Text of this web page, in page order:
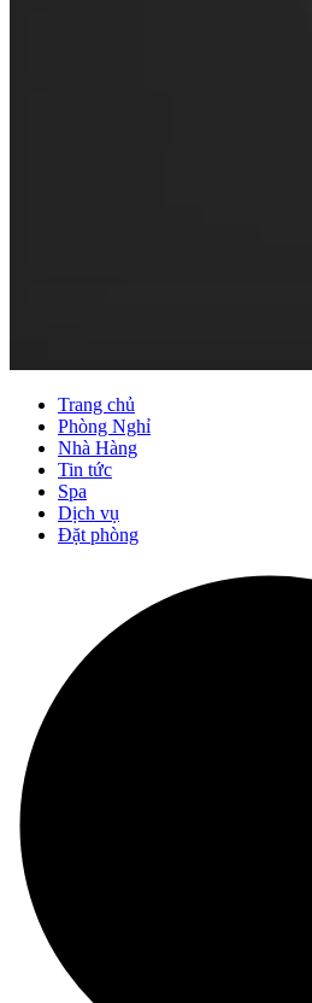
Trang chủ
Phòng Nghỉ
Nhà Hàng
Tin tức
Spa
Dịch vụ
Đặt phòng